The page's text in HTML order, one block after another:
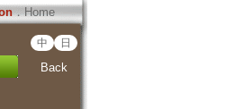
．Home
中 日
Back